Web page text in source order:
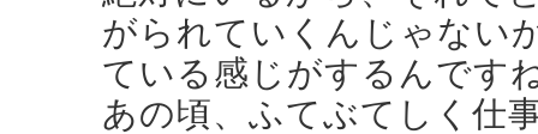
がられていくんじゃない
ている感じがするんです
あの頃、ふてぶてしく仕